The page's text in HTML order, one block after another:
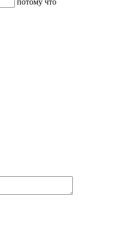
потому что